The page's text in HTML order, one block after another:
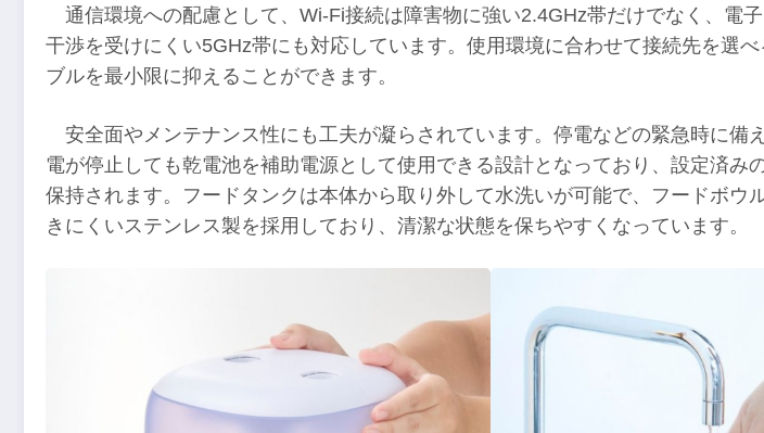
通信環境への配慮として、Wi-Fi接続は障害物に強い2.4GHz帯だけでなく、電
干渉を受けにくい5GHz帯にも対応しています。使用環境に合わせて接続先を選
ブルを最小限に抑えることができます。
安全面やメンテナンス性にも工夫が凝らされています。停電などの緊急時に備
電が停止しても乾電池を補助電源として使用できる設計となっており、設定済み
保持されます。フードタンクは本体から取り外して水洗いが可能で、フードボウ
きにくいステンレス製を採用しており、清潔な状態を保ちやすくなっています。